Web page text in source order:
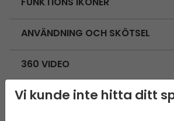
ANVÄNDNING OCH SKÖTSEL
360 VIDEO
Vi kunde inte hitta ditt